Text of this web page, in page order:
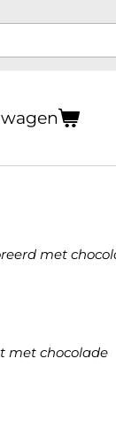
met
met chocolade